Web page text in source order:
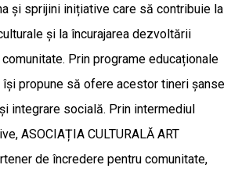
și sprijini inițiative care să contribuie la
și la încurajarea dezvoltării
Prin programe educaționale
propune să ofere acestor tineri șanse
integrare socială. Prin intermediul
ASOCIAȚIA CULTURALĂ ART
de încredere pentru comunitate,